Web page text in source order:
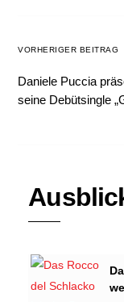
VORHERIGER BEITRAG
Daniele Puccia
seine Debütsingle